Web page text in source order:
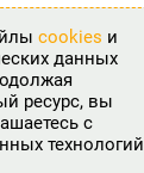
cookies и
данных
ресурс, вы
с
технологий